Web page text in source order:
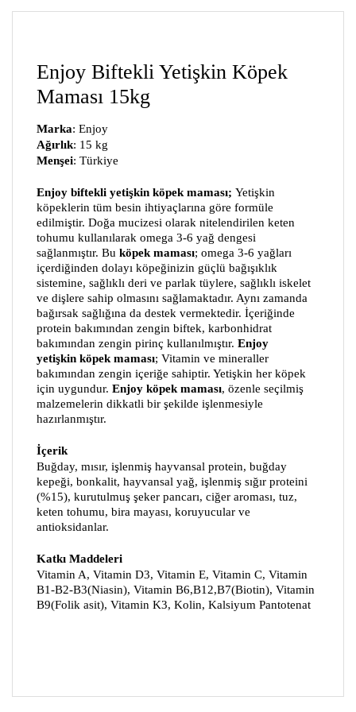
Enjoy Biftekli Yetişkin Köpek
Maması 15kg
Marka: Enjoy
Ağırlık: 15 kg
Menşei: Türkiye
Enjoy biftekli yetişkin köpek maması; Yetişkin
köpeklerin tüm besin ihtiyaçlarına göre formüle
edilmiştir. Doğa mucizesi olarak nitelendirilen keten
tohumu kullanılarak omega 3-6 yağ dengesi
sağlanmıştır. Bu köpek maması; omega 3-6 yağları
içerdiğinden dolayı köpeğinizin güçlü bağışıklık
sistemine, sağlıklı deri ve parlak tüylere, sağlıklı iskelet
ve dişlere sahip olmasını sağlamaktadır. Aynı zamanda
bağırsak sağlığına da destek vermektedir. İçeriğinde
protein bakımından zengin biftek, karbonhidrat
bakımından zengin pirinç kullanılmıştır. Enjoy
yetişkin köpek maması; Vitamin ve mineraller
bakımından zengin içeriğe sahiptir. Yetişkin her köpek
için uygundur. Enjoy köpek maması, özenle seçilmiş
malzemelerin dikkatli bir şekilde işlenmesiyle
hazırlanmıştır.
İçerik
Buğday, mısır, işlenmiş hayvansal protein, buğday
kepeği, bonkalit, hayvansal yağ, işlenmiş sığır proteini
(%15), kurutulmuş şeker pancarı, ciğer aroması, tuz,
keten tohumu, bira mayası, koruyucular ve
antioksidanlar.
Katkı Maddeleri
Vitamin A, Vitamin D3, Vitamin E, Vitamin C, Vitamin
B1-B2-B3(Niasin), Vitamin B6,B12,B7(Biotin), Vitamin
B9(Folik asit), Vitamin K3, Kolin, Kalsiyum Pantotenat
ve diğer konularda yetersiz gördüğünüz noktaları